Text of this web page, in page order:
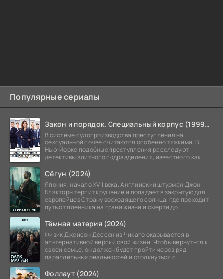
Популярные сериалы
Закон и порядок. Специальный корпус (1999-2026)
В системе судопроизводства преступления на
сексуальной почве считаются особенно тяжкими. В
Нью-Йорке подобные преступления расследуют
детективы элитного подразделения, известного как
Сёгун (2024)
Япония, начало XVII века. Английский штурман Джон
Блэкторн терпит крушение и попадает в закрытую для
европейцев Страну восходящего солнца, где проходит
путь от пленника на грани жизни и смерти до
Тёмная материя (2024)
Физик Джейсон Дессен из Чикаго оказывается в
альтернативной версии свой жизни. Чтобы вернуться к
своей семье, он должен будет пройти через ряд
параллельных реальностей и столкнуться с
Фоллаут (2024)